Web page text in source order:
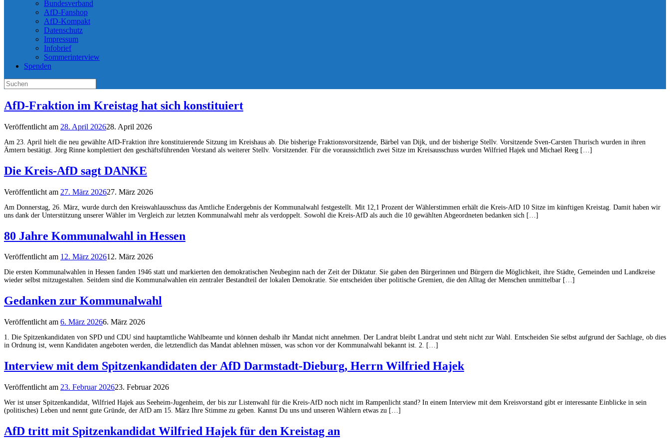
Bundesverband
AfD-Fanshop
AfD-Kompakt
Datenschutz
Impressum
Infobrief
Sommerinterview
Spenden
Suchen
nach:
AfD-Fraktion im Kreistag hat sich konstituiert
Veröffentlicht am 28. April 202628. April 2026
Am 23. April hielt die neu gewählte AfD-Fraktion ihre konstituierende Sitzung im Kreishaus ab. Die bisherige Fraktionsvorsitzende, Bärbel van Dijk, und der bisherige Stellv. Vorsitzende Sven-Carsten Thurisch wurden in ihren
Ämtern bestätigt. Jörg Rinne komplettiert den geschäftsführenden Vorstand als weiterer Stellv. Vorsitzender. Für die voraussichtlich zwei Sitze im Kreisausschuss wurden Wilfried Hajek und Michael Reeg […]
Die Kreis-AfD sagt DANKE
Veröffentlicht am 27. März 202627. März 2026
Am Donnerstag, 26. März, wurde durch den Kreiswahlausschuss das Amtliche Endergebnis der Kommunalwahl festgestellt. Mit 12,1 Prozent der Wählerstimmen erhält die Kreis-AfD 10 Sitze im künftigen Kreistag. Damit haben wir
uns dank der Unterstützung unserer Wähler im Vergleich zur letzten Kommunalwahl mehr als verdoppelt. Sowohl die Kreis-AfD als auch die 10 gewählten Abgeordneten bedanken sich […]
80 Jahre Kommunalwahl in Hessen
Veröffentlicht am 12. März 202612. März 2026
Die ersten Kommunalwahlen in Hessen fanden 1946 statt und markierten den demokratischen Neubeginn nach der Zeit der Diktatur. Sie gaben den Bürgerinnen und Bürgern die Möglichkeit, ihre Städte, Gemeinden und Landkreise
wieder selbst mitzugestalten. Seitdem sind die Kommunalwahlen ein zentraler Bestandteil der lokalen Demokratie. Sie entscheiden über politische Gremien, die den Alltag der Menschen unmittelbar […]
Gedanken zur Kommunalwahl
Veröffentlicht am 6. März 20266. März 2026
1. Die Spitzenkandidaten von SPD und CDU sind hauptamtliche Wahlbeamte und können deshalb ihr Mandat nicht annehmen. Der Landrat bleibt Landrat und steht nicht zur Wahl. Entscheiden Sie selbst aufgrund der Sachlage, ob dies
in Ordnung ist, wenn Kandidaten angeboten werden, die letztendlich das Mandat ablehnen müssen, was schon vor der Kommunalwahl bekannt ist. 2. […]
Interview mit dem Spitzenkandidaten der AfD Darmstadt-Dieburg, Herrn Wilfried Hajek
Veröffentlicht am 23. Februar 202623. Februar 2026
Wer ist unser Spitzenkandidat, Wilfried Hajek aus Seeheim-Jugenheim, der bis zur Listenwahl für die Kreis-AfD noch nicht im Rampenlicht stand? In einem Interview mit dem Kreisvorstand gibt er interessante Einblicke in sein
(politisches) Leben und nennt gute Gründe, der AfD am 15. März Ihre Stimme zu geben. Kannst Du uns und unseren Wählern etwas zu […]
AfD tritt mit Spitzenkandidat Wilfried Hajek für den Kreistag an